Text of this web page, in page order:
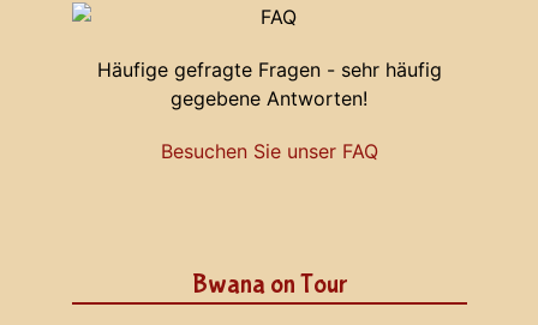
Häufige gefragte Fragen - sehr häufig
gegebene Antworten!
Besuchen Sie unser FAQ
Bwana on Tour